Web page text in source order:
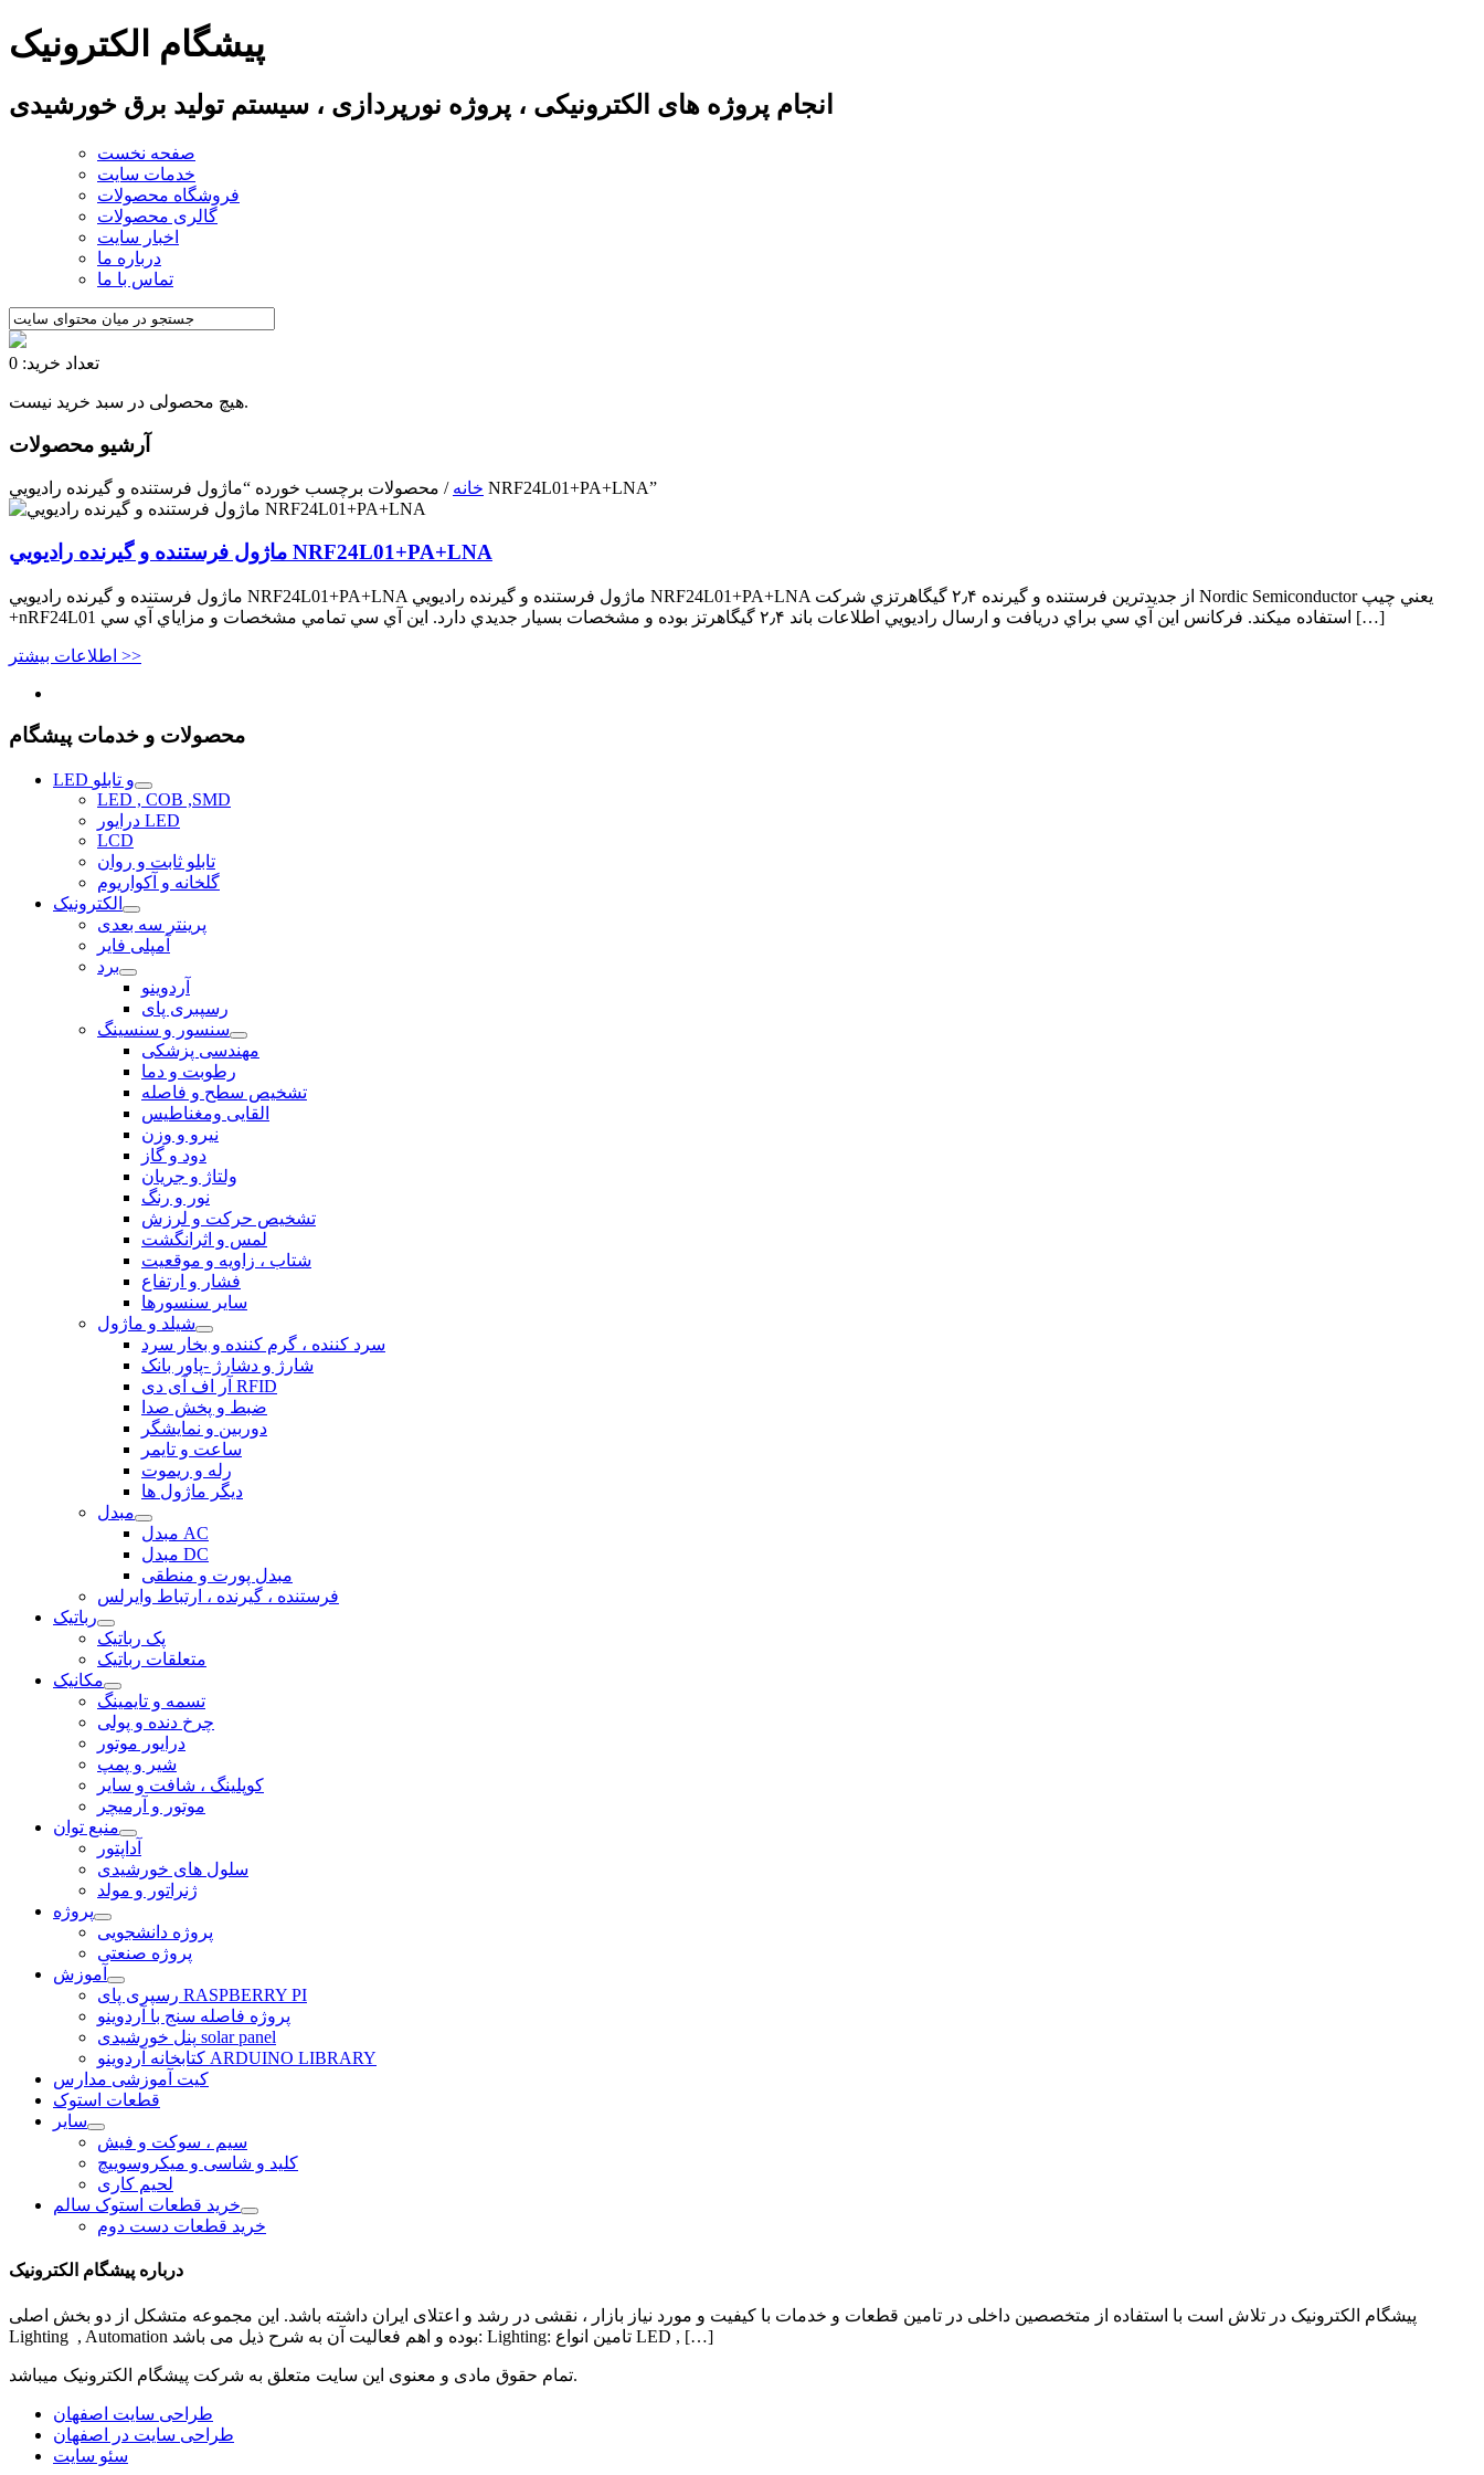
پیشگام الکترونیک
انجام پروژه های الکترونیکی ، پروژه نورپردازی ، سیستم تولید برق خورشیدی
صفحه نخست
خدمات سایت
فروشگاه محصولات
گالری محصولات
اخبار سایت
درباره ما
تماس با ما
تعداد خرید: 0
هیچ محصولی در سبد خرید نیست.
آرشیو محصولات
خانه / محصولات برچسب خورده “ماژول فرستنده و گيرنده راديويي NRF24L01+PA+LNA”
ماژول فرستنده و گيرنده راديويي NRF24L01+PA+LNA
ماژول فرستنده و گيرنده راديويي NRF24L01+PA+LNA ماژول فرستنده و گيرنده راديويي NRF24L01+PA+LNA از جديدترين فرستنده و گيرنده ۲٫۴ گيگاهرتزي شركت Nordic Semiconductor يعني چيپ
+nRF24L01 استفاده ميكند. فركانس اين آي سي براي دريافت و ارسال راديويي اطلاعات باند ۲٫۴ گيگاهرتز بوده و مشخصات بسيار جديدي دارد. اين آي سي تمامي مشخصات و مزاياي آي سي […]
اطلاعات بیشتر >>
محصولات و خدمات پیشگام
LED و تابلو
LED , COB ,SMD
درایور LED
LCD
تابلو ثابت و روان
گلخانه و آکواریوم
الکترونیک
پرینتر سه بعدی
آمپلی فایر
برد
آردوینو
رسپبری پای
سنسور و سنسینگ
مهندسی پزشکی
رطوبت و دما
تشخیص سطح و فاصله
القایی ومغناطیس
نیرو و وزن
دود و گاز
ولتاژ و جریان
نور و رنگ
تشخیص حرکت و لرزش
لمس و اثرانگشت
شتاب ، زاویه و موقعیت
فشار و ارتفاع
سایر سنسورها
شیلد و ماژول
سرد کننده ، گرم کننده و بخار سرد
شارژ و دشارژ -پاور بانک
آر اف آی دی RFID
ضبط و پخش صدا
دوربین و نمایشگر
ساعت و تایمر
رله و ریموت
دیگر ماژول ها
مبدل
مبدل AC
مبدل DC
مبدل پورت و منطقی
فرستنده ، گیرنده ، ارتباط وایرلس
رباتیک
پک رباتیک
متعلقات رباتیک
مکانیک
تسمه و تایمینگ
چرخ دنده و پولی
درایور موتور
شیر و پمپ
کوپلینگ ، شافت و سایر
موتور و آرمیچر
منبع توان
آداپتور
سلول های خورشیدی
ژنراتور و مولد
پروژه
پروژه دانشجویی
پروژه صنعتی
آموزش
رسپری پای RASPBERRY PI
پروژه فاصله سنج با آردوینو
پنل خورشیدی solar panel
کتابخانه آردوینو ARDUINO LIBRARY
کیت آموزشی مدارس
قطعات استوک
سایر
سیم ، سوکت و فیش
کلید و شاسی و میکروسوییچ
لحیم کاری
خرید قطعات استوک سالم
خرید قطعات دست دوم
درباره پیشگام الکترونیک
پیشگام الکترونیک در تلاش است با استفاده از متخصصین داخلی در تامین قطعات و خدمات با کیفیت و مورد نیاز بازار ، نقشی در رشد و اعتلای ایران داشته باشد. این مجموعه متشکل از دو بخش اصلی
Lighting , Automation بوده و اهم فعالیت آن به شرح ذیل می باشد: Lighting: تامین انواع LED , […]
تمام حقوق مادی و معنوی این سایت متعلق به شرکت پیشگام الکترونیک میباشد.
طراحی سایت اصفهان
طراحی سایت در اصفهان
سئو سایت